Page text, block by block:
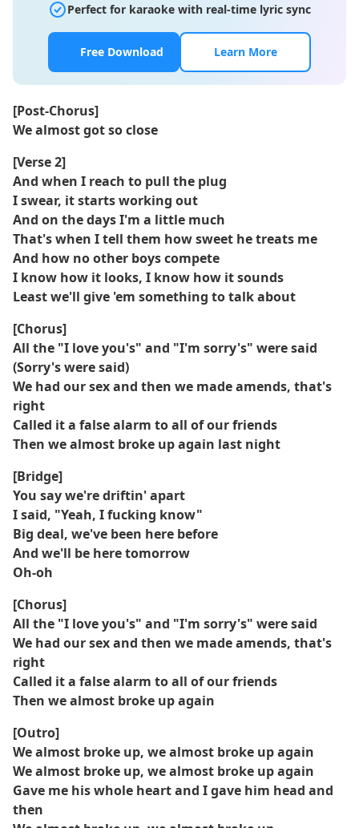
Perfect for karaoke with real-time lyric sync
Free Download Learn More
[Post-Chorus]
We almost got so close
[Verse 2]
And when I reach to pull the plug
I swear, it starts working out
And on the days I'm a little much
That's when I tell them how sweet he treats me
And how no other boys compete
I know how it looks, I know how it sounds
Least we'll give 'em something to talk about
[Chorus]
All the "I love you's" and "I'm sorry's" were said
(Sorry's were said)
We had our sex and then we made amends, that's
right
Called it a false alarm to all of our friends
Then we almost broke up again last night
[Bridge]
You say we're driftin' apart
I said, "Yeah, I fucking know"
Big deal, we've been here before
And we'll be here tomorrow
Oh-oh
[Chorus]
All the "I love you's" and "I'm sorry's" were said
We had our sex and then we made amends, that's
right
Called it a false alarm to all of our friends
Then we almost broke up again
[Outro]
We almost broke up, we almost broke up again
We almost broke up, we almost broke up again
Gave me his whole heart and I gave him head and
then